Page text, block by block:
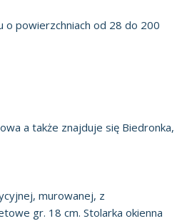
o powierzchniach od 28 do 200
a także znajduje się Biedronka,
murowanej, z
gr. 18 cm. Stolarka okienna